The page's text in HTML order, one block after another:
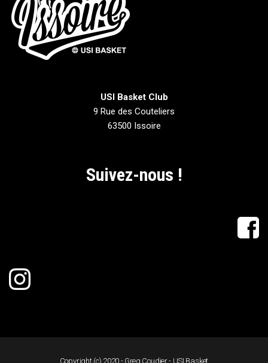
USI Basket Club
9 Rue des Couteliers
63500 Issoire
Suivez-nous !
Copyright (c) 2020 - Greg Coudier - USI Basket